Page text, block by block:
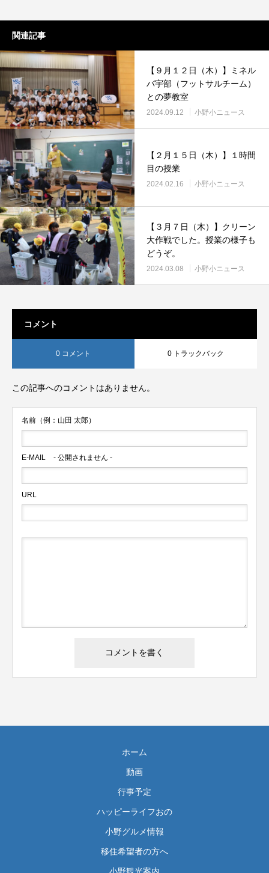
関連記事
【９月１２日（木）】ミネル
バ宇部（フットサルチーム）
との夢教室
2024.09.12 小野小ニュース
【２月１５日（木）】１時間
目の授業
2024.02.16 小野小ニュース
【３月７日（木）】クリーン
大作戦でした。授業の様子も
どうぞ。
2024.03.08 小野小ニュース
コメント
0 コメント 0 トラックバック
この記事へのコメントはありません。
名前（例：山田 太郎）
E-MAIL - 公開されません -
URL
ホーム
動画
行事予定
ハッピーライフおの
小野グルメ情報
移住希望者の方へ